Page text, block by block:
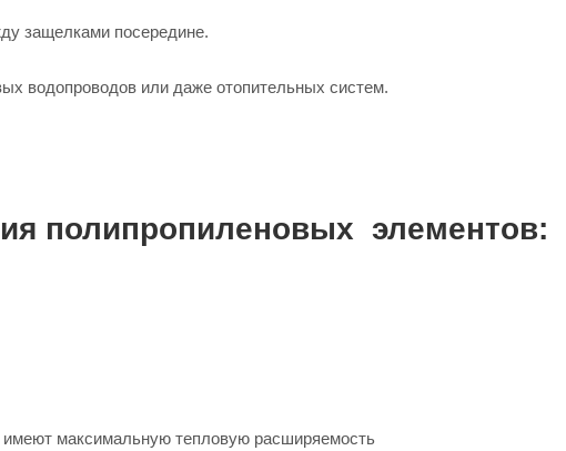
защелками посередине.
водопроводов или даже отопительных систем.
полипропиленовых элементов:
максимальную тепловую расширяемость